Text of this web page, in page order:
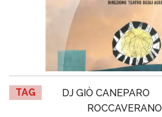
TAG DJ GIÒ CANEPARO
ROCCAVERANO